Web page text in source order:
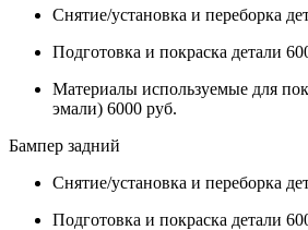
Снятие/установка и переборка
Подготовка и покраска детали
Материалы используемые для
эмали) 6000 руб.
Бампер задний
Снятие/установка и переборка
Подготовка и покраска детали